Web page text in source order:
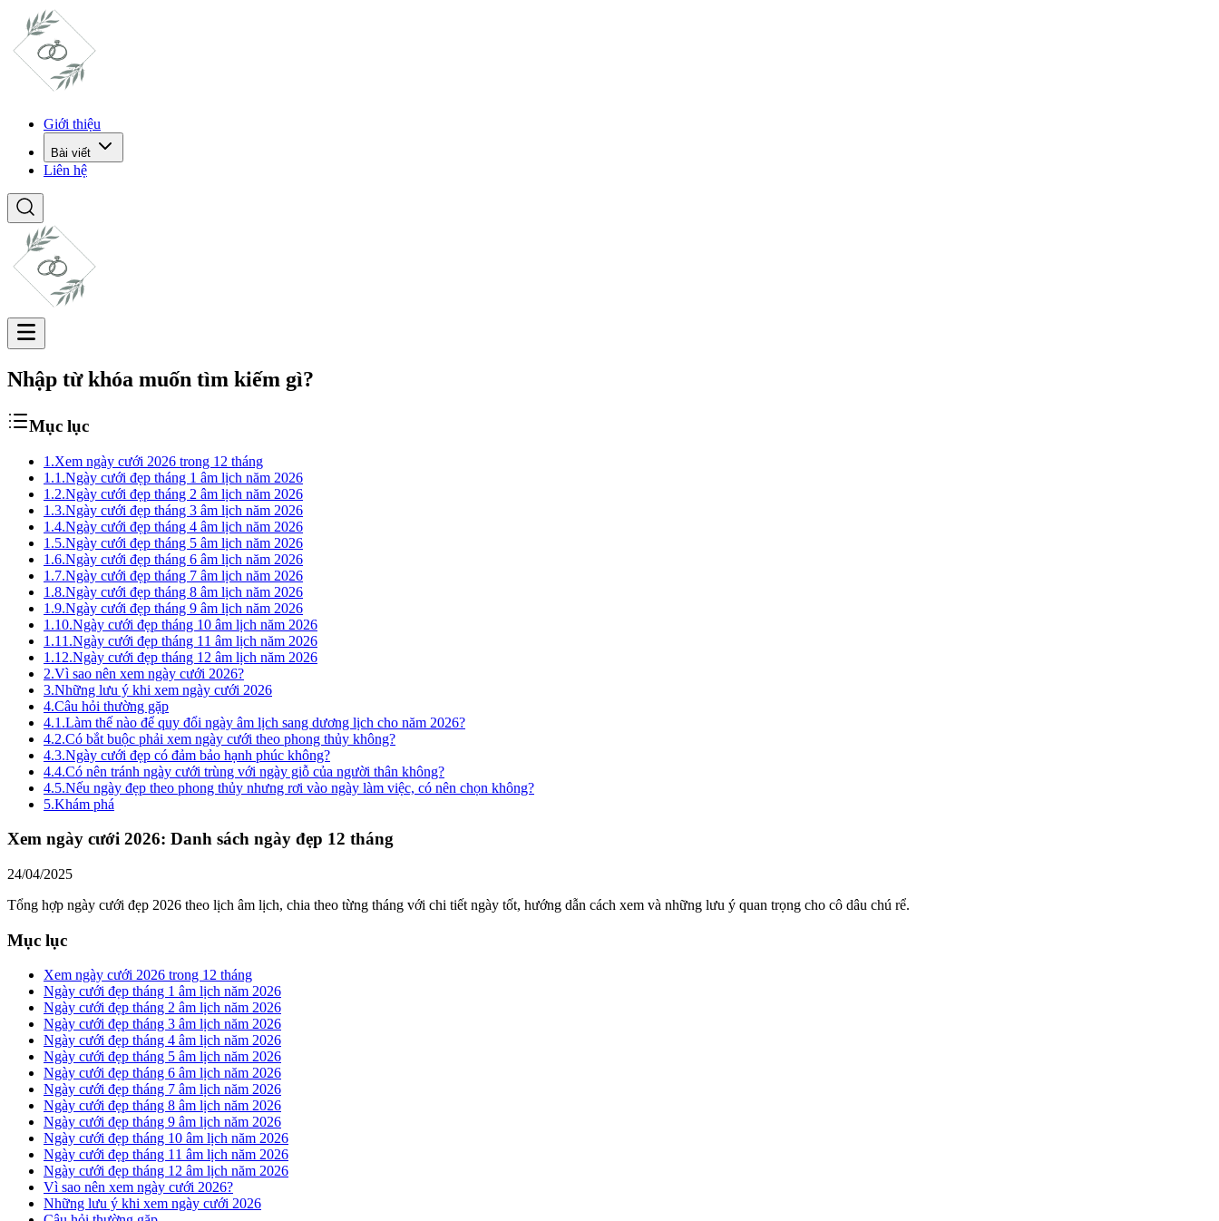
Giới thiệu
Bài viết
Liên hệ
Nhập từ khóa muốn tìm kiếm gì?
Mục lục
1.Xem ngày cưới 2026 trong 12 tháng
1.1.Ngày cưới đẹp tháng 1 âm lịch năm 2026
1.2.Ngày cưới đẹp tháng 2 âm lịch năm 2026
1.3.Ngày cưới đẹp tháng 3 âm lịch năm 2026
1.4.Ngày cưới đẹp tháng 4 âm lịch năm 2026
1.5.Ngày cưới đẹp tháng 5 âm lịch năm 2026
1.6.Ngày cưới đẹp tháng 6 âm lịch năm 2026
1.7.Ngày cưới đẹp tháng 7 âm lịch năm 2026
1.8.Ngày cưới đẹp tháng 8 âm lịch năm 2026
1.9.Ngày cưới đẹp tháng 9 âm lịch năm 2026
1.10.Ngày cưới đẹp tháng 10 âm lịch năm 2026
1.11.Ngày cưới đẹp tháng 11 âm lịch năm 2026
1.12.Ngày cưới đẹp tháng 12 âm lịch năm 2026
2.Vì sao nên xem ngày cưới 2026?
3.Những lưu ý khi xem ngày cưới 2026
4.Câu hỏi thường gặp
4.1.Làm thế nào để quy đổi ngày âm lịch sang dương lịch cho năm 2026?
4.2.Có bắt buộc phải xem ngày cưới theo phong thủy không?
4.3.Ngày cưới đẹp có đảm bảo hạnh phúc không?
4.4.Có nên tránh ngày cưới trùng với ngày giỗ của người thân không?
4.5.Nếu ngày đẹp theo phong thủy nhưng rơi vào ngày làm việc, có nên chọn không?
5.Khám phá
Xem ngày cưới 2026: Danh sách ngày đẹp 12 tháng
24/04/2025
Tổng hợp ngày cưới đẹp 2026 theo lịch âm lịch, chia theo từng tháng với chi tiết ngày tốt, hướng dẫn cách xem và những lưu ý quan trọng cho cô dâu chú rể.
Mục lục
Xem ngày cưới 2026 trong 12 tháng
Ngày cưới đẹp tháng 1 âm lịch năm 2026
Ngày cưới đẹp tháng 2 âm lịch năm 2026
Ngày cưới đẹp tháng 3 âm lịch năm 2026
Ngày cưới đẹp tháng 4 âm lịch năm 2026
Ngày cưới đẹp tháng 5 âm lịch năm 2026
Ngày cưới đẹp tháng 6 âm lịch năm 2026
Ngày cưới đẹp tháng 7 âm lịch năm 2026
Ngày cưới đẹp tháng 8 âm lịch năm 2026
Ngày cưới đẹp tháng 9 âm lịch năm 2026
Ngày cưới đẹp tháng 10 âm lịch năm 2026
Ngày cưới đẹp tháng 11 âm lịch năm 2026
Ngày cưới đẹp tháng 12 âm lịch năm 2026
Vì sao nên xem ngày cưới 2026?
Những lưu ý khi xem ngày cưới 2026